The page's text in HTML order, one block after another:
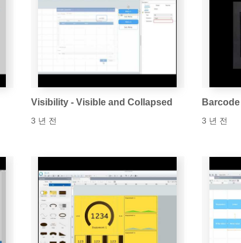
Visibility - Visible and Collapsed
3 년 전 3 년 전